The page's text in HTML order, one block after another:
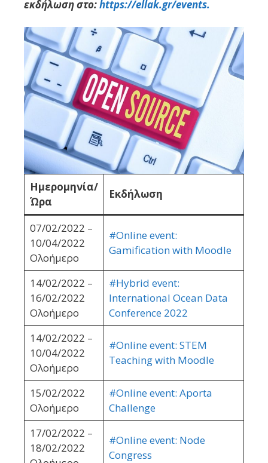
εκδήλωση στο:https://ellak.gr/events.
Ημερομηνία/
Ώρα
Εκδήλωση
07/02/2022 –
10/04/2022
Ολοήμερο
#Online event:
Gamification with Moodle
14/02/2022 –
16/02/2022
Ολοήμερο
#Hybrid event:
International Ocean Data
Conference 2022
14/02/2022 –
10/04/2022
Ολοήμερο
#Online event: STEM
Teaching with Moodle
15/02/2022
Ολοήμερο
#Online event: Aporta
Challenge
17/02/2022 –
18/02/2022
#Online event: Node
Congress